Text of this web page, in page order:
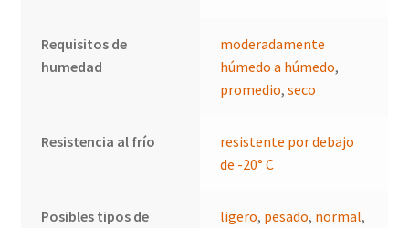
Requisitos de
humedad
moderadamente
húmedo a húmedo,
promedio,seco
Resistencia al frío
resistente por debajo
de -20° C
Posibles tipos de
ligero, pesado, normal,